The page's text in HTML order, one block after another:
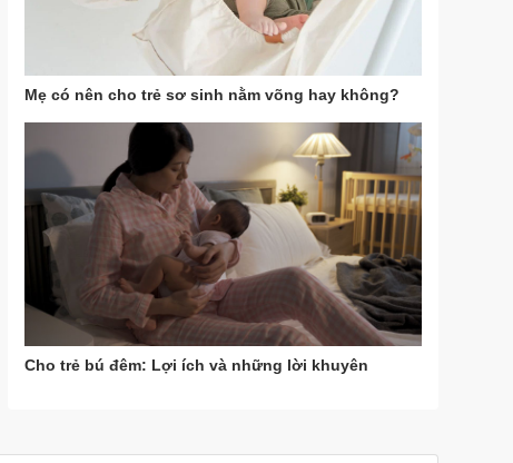
Mẹ có nên cho trẻ sơ sinh nằm võng hay không?
Cho trẻ bú đêm: Lợi ích và những lời khuyên